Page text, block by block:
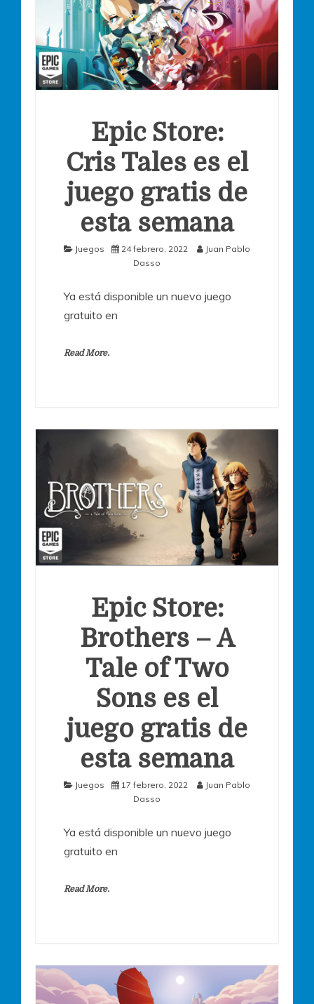
Epic Store:
Cris Tales es el
juego gratis de
esta semana
Juegos 24 febrero, 2022
Juan Pablo
Dasso
Ya está disponible un nuevo juego
gratuito en
Read More.
Epic Store:
Brothers – A
Tale of Two
Sons es el
juego gratis de
esta semana
Juegos 17 febrero, 2022
Juan Pablo
Dasso
Ya está disponible un nuevo juego
gratuito en
Read More.